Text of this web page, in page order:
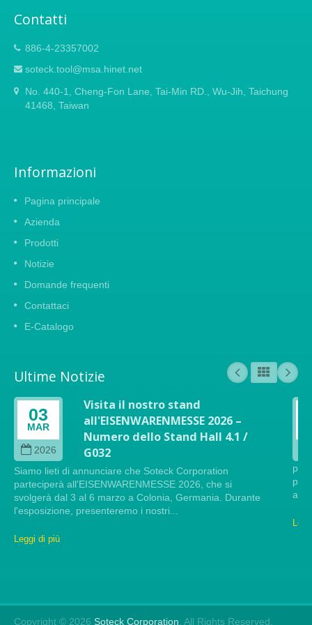
Contatti
886-4-23357002
soteck.tool@msa.hinet.net
No. 440-1, Cheng-Fon Lane, Tai-Min RD., Wu-Jih, Taichung
41468, Taiwan
Informazioni
Pagina principale
Azienda
Prodotti
Notizie
Domande frequenti
Contattaci
E-Catalogo
Ultime Notizie
03
MAR
2026
Visita il nostro stand
all'EISENWARENMESSE 2026 –
Numero dello Stand Hall 4.1 /
G032
Siamo lieti di annunciare che Soteck Corporation
parteciperà all'EISENWARENMESSE 2026, che si
svolgerà dal 3 al 6 marzo a Colonia, Germania. Durante
l'esposizione, presenteremo i nostri...
Leggi di più
Copyright © 2026 Soteck Corporation . All Rights Reserved.